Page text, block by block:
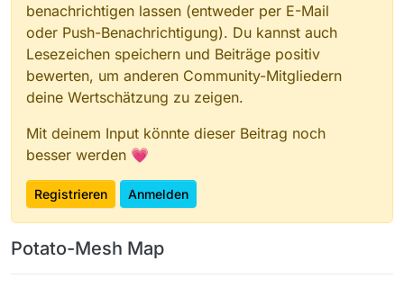
benachrichtigen lassen (entweder per E-Mail
oder Push-Benachrichtigung). Du kannst auch
Lesezeichen speichern und Beiträge positiv
bewerten, um anderen Community-Mitgliedern
deine Wertschätzung zu zeigen.
Mit deinem Input könnte dieser Beitrag noch
besser werden 💗
Registrieren Anmelden
Potato-Mesh Map